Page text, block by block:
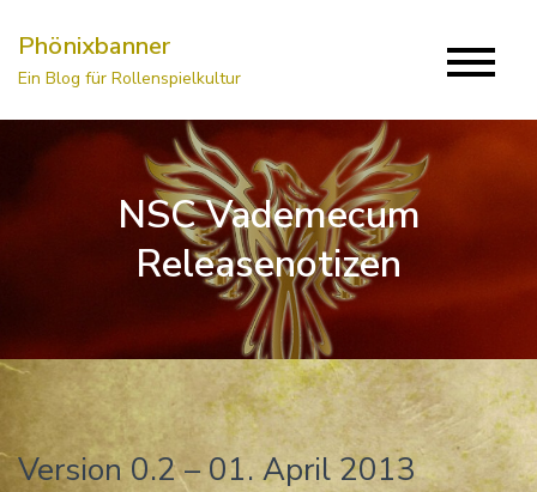
content
Phönixbanner
Ein Blog für Rollenspielkultur
NSC Vademecum
Releasenotizen
Version 0.2 – 01. April 2013